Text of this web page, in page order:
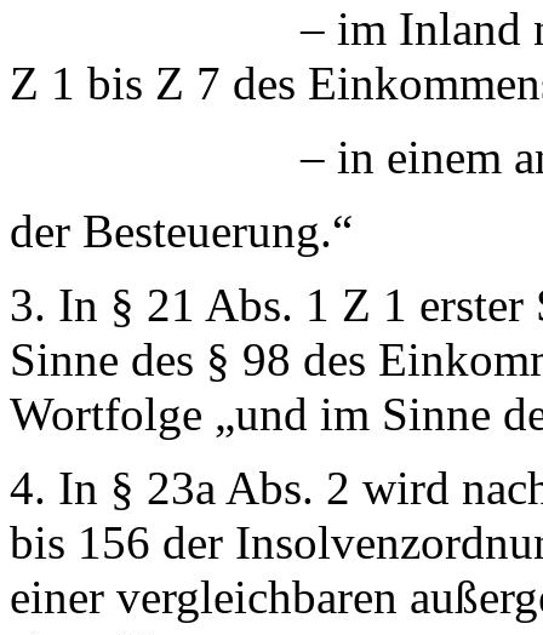
– im Inland nach
Z 1 bis Z 7 des
– in einem
der Besteuerung.“
3. In § 21 Abs. 1 Z 1
Sinne des § 98 des
Wortfolge „und im Sinne
4. In § 23a Abs. 2 wird
bis 156 der
einer vergleichbaren